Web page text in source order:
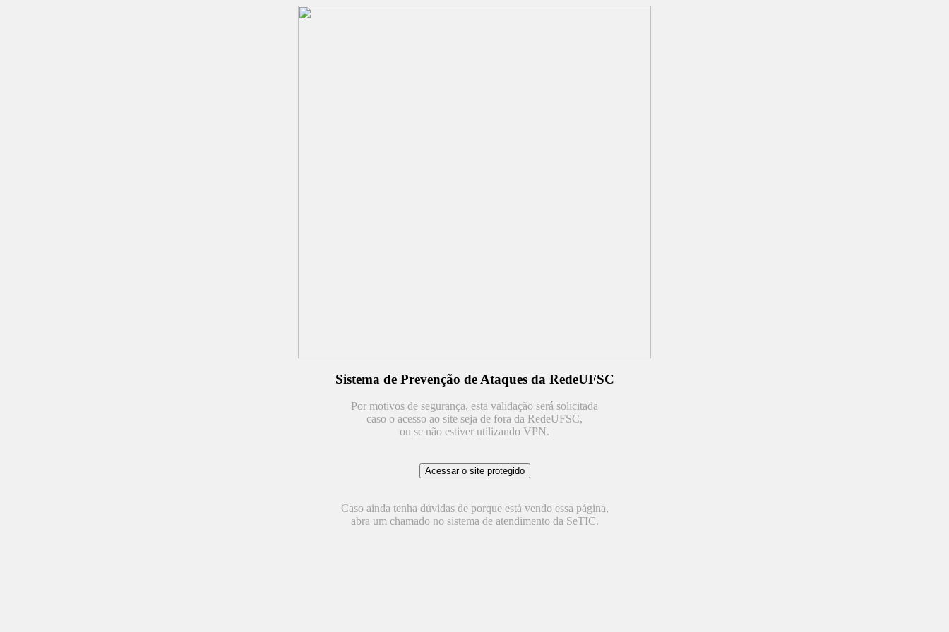
Sistema de Prevenção de Ataques da RedeUFSC
Por motivos de segurança, esta validação será solicitada
caso o acesso ao site seja de fora da RedeUFSC,
ou se não estiver utilizando VPN.
Caso ainda tenha dúvidas de porque está vendo essa página,
abra um chamado no sistema de atendimento da SeTIC.